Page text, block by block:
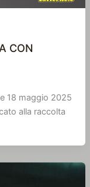
CON
18 maggio 2025
alla raccolta